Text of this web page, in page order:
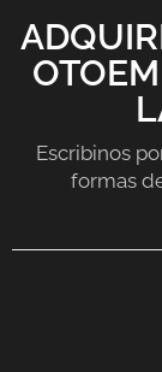
Escribinos
formas